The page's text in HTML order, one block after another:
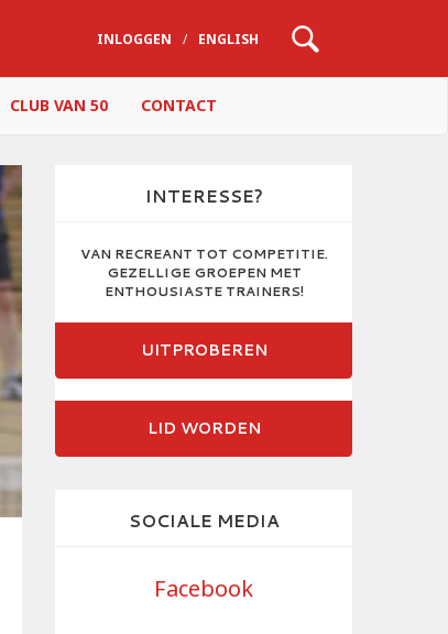
INLOGGEN / ENGLISH
CLUB VAN 50 CONTACT
INTERESSE?
VAN RECREANT TOT COMPETITIE.
GEZELLIGE GROEPEN MET
ENTHOUSIASTE TRAINERS!
UITPROBEREN
LID WORDEN
SOCIALE MEDIA
Facebook